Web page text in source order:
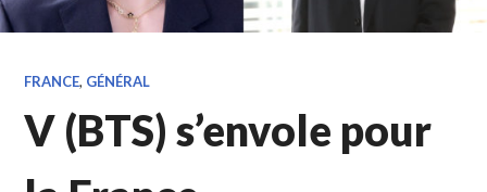
FRANCE, GÉNÉRAL
V (BTS) s’envole pour